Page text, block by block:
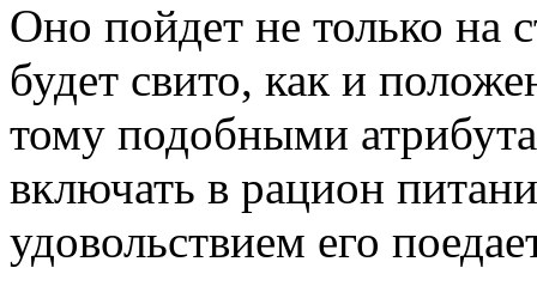
Оно пойдет не только на
будет свито, как и
тому подобными
включать в рацион
удовольствием его